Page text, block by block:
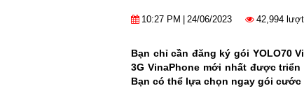
10:27 PM 24/06/2023 42,994
Bạn chỉ cần đăng ký gói YOLO70
3G VinaPhone mới nhất được
Bạn có thể lựa chọn ngay gói